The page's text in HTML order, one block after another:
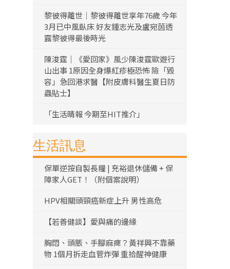
黎彼得離世｜黎彼得離世享年76歲 今年
3月已中風臥床 好友鍾志光及盧宛茵透
露黎彼得最後時光
陳浚霆｜《愛回家》風少陳浚霆歐遊行
山出事 1原因全身爆紅疹極恐怖 險「毀
容」急回港求醫【附皮膚科醫生夏日防
蟲貼士】
「生活晴報 今期至HIT推介」
生活訊息
保單逆按自製長糧 | 充裕退休儲備 + 保
障家人GET！（附個案說明）
HPV相關頭頸癌新症上升 男性高危
【若善健談】愛與痛的邊緣
胸悶、頭脹、手腳麻痺？黃祥興不靠藥
物 1個月拆走血管炸彈 重拾醒神健康